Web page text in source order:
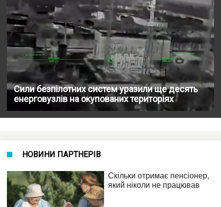
Сили безпілотних систем уразили ще десять
енерговузлів на окупованих територіях
НОВИНИ ПАРТНЕРІВ